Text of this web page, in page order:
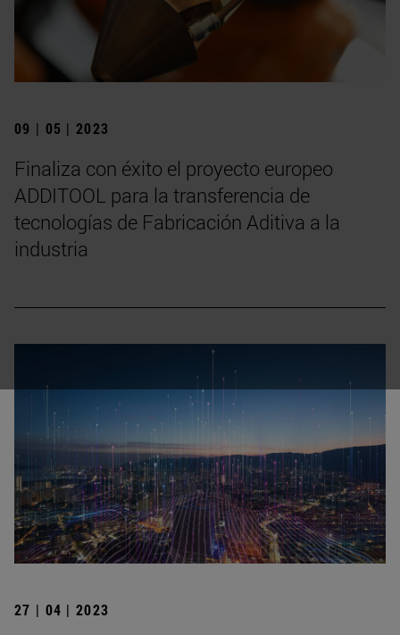
09 | 05 | 2023
Finaliza con éxito el proyecto europeo
ADDITOOL para la transferencia de
tecnologías de Fabricación Aditiva a la
industria
27 | 04 | 2023